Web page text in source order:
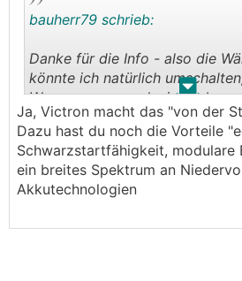
. .
bauherr79 schrieb:
Danke für die Info - also die
könnte ich natürlich
Warmwasser produziert, aber
mit 4kw, denn für die Heizung
offener Kamin da notfalls. Mir
darum, ob es einen
der alle 3 phasen bedient oder
andere Möglichkeit noch hat,
eine der drei Phasen bedienen.
Ja, Victron macht das "von der
Dazu hast du noch die Vorteile
Schwarzstartfähigkeit, modulare
ein breites Spektrum an
Akkutechnologien